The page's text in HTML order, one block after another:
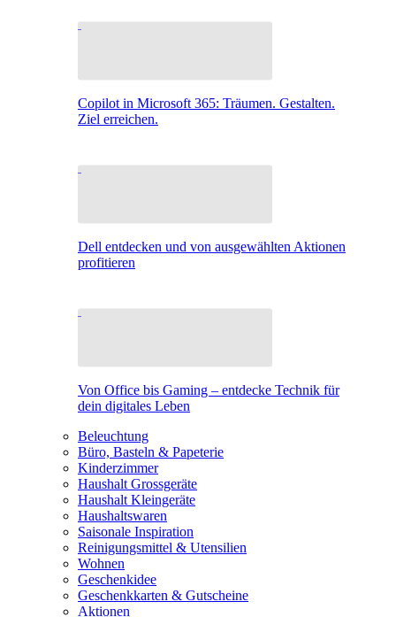
Copilot in Microsoft 365: Träumen. Gestalten.
Ziel erreichen.
Dell entdecken und von ausgewählten Aktionen
profitieren
Von Office bis Gaming – entdecke Technik für
dein digitales Leben
Beleuchtung
Büro, Basteln & Papeterie
Kinderzimmer
Haushalt Grossgeräte
Haushalt Kleingeräte
Haushaltswaren
Saisonale Inspiration
Reinigungsmittel & Utensilien
Wohnen
Geschenkidee
Geschenkkarten & Gutscheine
Aktionen